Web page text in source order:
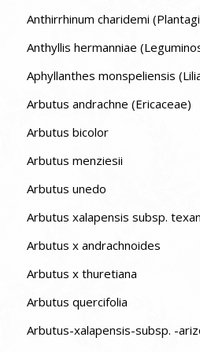
Anthirrhinum charidemi
Anthyllis hermanniae
Aphyllanthes monspeliensis
Arbutus andrachne (Ericaceae)
Arbutus bicolor
Arbutus menziesii
Arbutus unedo
Arbutus xalapensis subsp.
Arbutus x andrachnoides
Arbutus x thuretiana
Arbutus quercifolia
Arbutus-xalapensis-subsp. -